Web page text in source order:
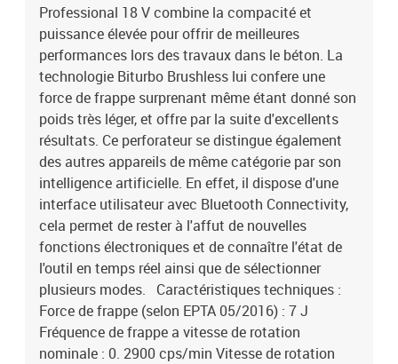
Professional 18 V combine la compacité et
puissance élevée pour offrir de meilleures
performances lors des travaux dans le béton. La
technologie Biturbo Brushless lui confere une
force de frappe surprenant même étant donné son
poids très léger, et offre par la suite d'excellents
résultats. Ce perforateur se distingue également
des autres appareils de même catégorie par son
intelligence artificielle. En effet, il dispose d'une
interface utilisateur avec Bluetooth Connectivity,
cela permet de rester à l'affut de nouvelles
fonctions électroniques et de connaître l'état de
l'outil en temps réel ainsi que de sélectionner
plusieurs modes. Caractéristiques techniques :
Force de frappe (selon EPTA 05/2016) : 7 J
Fréquence de frappe a vitesse de rotation
nominale : 0. 2900 cps/min Vitesse de rotation